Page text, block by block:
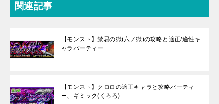
関連記事
【モンスト】禁忌の獄(六ノ獄)の攻略と適正/適性キ
ャラパーティー
【モンスト】クロロの適正キャラと攻略パーティ
ー、ギミック(くろろ)